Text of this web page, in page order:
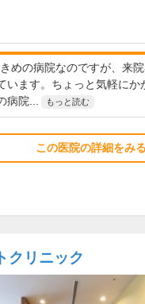
めの病院なのですが、来
います。ちょっと気軽にか
病院...
もっと読む
この医院の詳細をみる
クリニック